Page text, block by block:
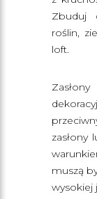
Zbuduj
roślin,
loft.
zasłony
muszą
wysokiej